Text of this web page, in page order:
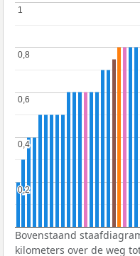
0,2
0,2
0,4
0,4
0,6
0,6
0,8
0,8
1
1
Bovenstaand
kilometers over de weg